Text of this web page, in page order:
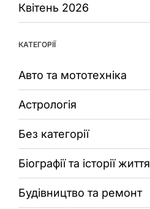
Квітень 2026
КАТЕГОРІЇ
Авто та мототехніка
Астрологія
Без категорії
Біографії та історії життя
Будівництво та ремонт